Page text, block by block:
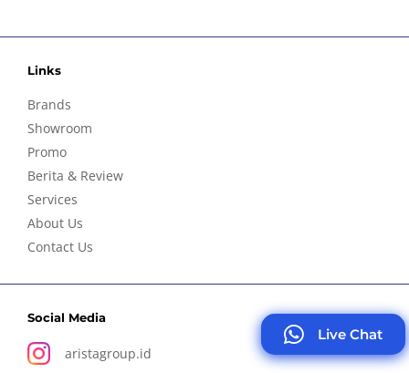
Links
Brands
Showroom
Promo
Berita & Review
Services
About Us
Contact Us
Social Media
aristagroup.id
Live Chat